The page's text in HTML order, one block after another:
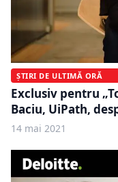
ȘTIRI DE ULTIMĂ ORĂ
Exclusiv pentru
Baciu, UiPath,
14 mai 2021